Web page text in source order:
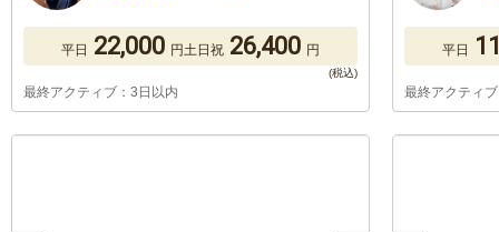
平日 22,000 円土日祝 26,400 円
最終アクティブ：3日以内
平日
最終アクティ